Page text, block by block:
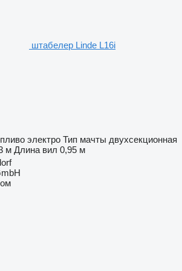
штабелер Linde L16i
электро Тип мачты двухсекционная
м Длина вил 0,95 м